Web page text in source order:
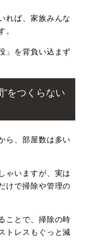
れば、家族みんな
」を背負い込まず
をつくらない
ら、部屋数は多い
ゃいますが、実は
けで掃除や管理の
ことで、掃除の時
トレスもぐっと減